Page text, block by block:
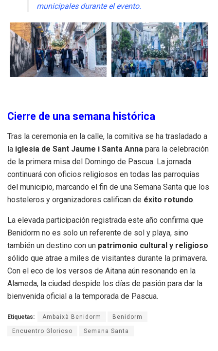
municipales durante el evento.
Cierre de una semana histórica
Tras la ceremonia en la calle, la comitiva se ha trasladado a
la iglesia de Sant Jaume i Santa Anna para la celebración
de la primera misa del Domingo de Pascua. La jornada
continuará con oficios religiosos en todas las parroquias
del municipio, marcando el fin de una Semana Santa que los
hosteleros y organizadores califican de éxito rotundo.
La elevada participación registrada este año confirma que
Benidorm no es solo un referente de sol y playa, sino
también un destino con un patrimonio cultural y religioso
sólido que atrae a miles de visitantes durante la primavera.
Con el eco de los versos de Aitana aún resonando en la
Alameda, la ciudad despide los días de pasión para dar la
bienvenida oficial a la temporada de Pascua.
Etiquetas: Ambaixà Benidorm Benidorm
Encuentro Glorioso Semana Santa